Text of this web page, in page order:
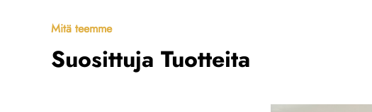
Mitä teemme
Suosittuja Tuotteita